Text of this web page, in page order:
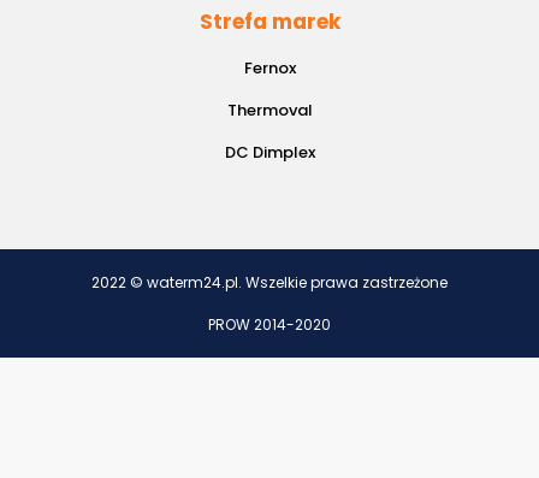
Strefa marek
Fernox
Thermoval
DC Dimplex
2022 © waterm24.pl. Wszelkie prawa zastrzeżone
PROW 2014-2020